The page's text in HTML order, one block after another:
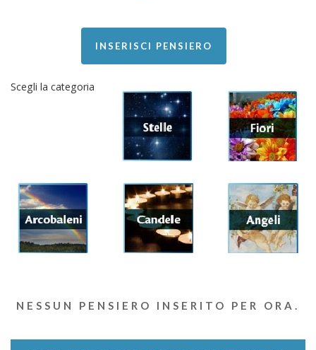
INSERISCI PENSIERO
Scegli la categoria
NESSUN PENSIERO INSERITO PER ORA.